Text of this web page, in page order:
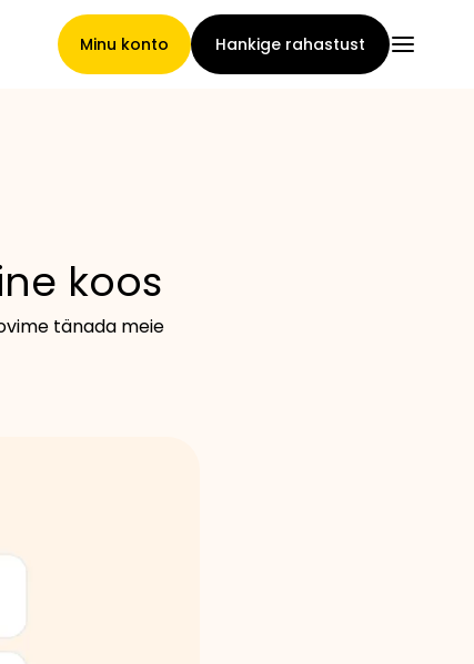
Minu konto Hankige rahastust
loovutamise
koos
tänada meie